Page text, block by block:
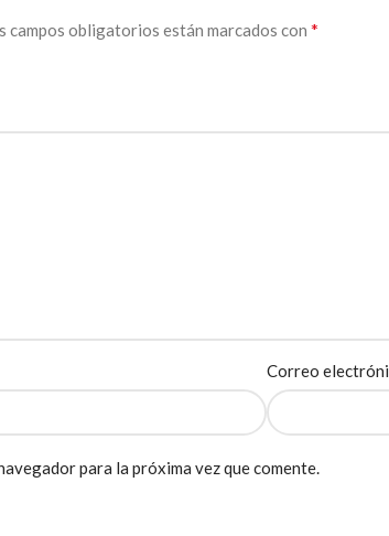
campos obligatorios están marcados con *
Correo
para la próxima vez que comente.